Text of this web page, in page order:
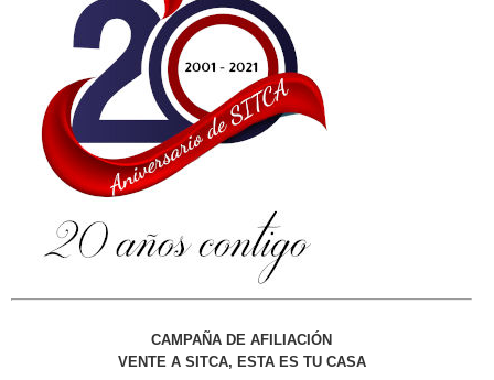
CAMPAÑA DE AFILIACIÓN
VENTE A SITCA, ESTA ES TU CASA